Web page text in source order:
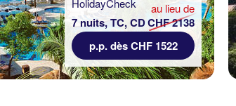
7 nuits, TC, CD
au lieu de
CHF 2138
p.p. dès CHF 1522